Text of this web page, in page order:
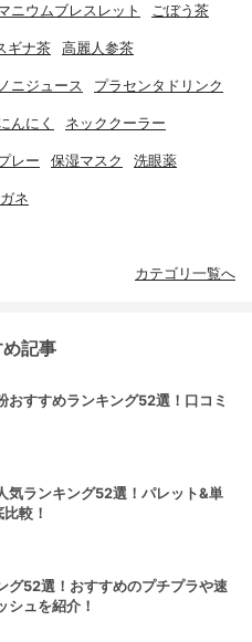
ニウムブレスレット ごぼう茶
ギナ茶 高麗人参茶
ノニジュース プラセンタドリンク
んにく ネッククーラー
レー 保湿マスク 洗眼薬
ネ
カテゴリ一覧へ
記事
おすすめランキング52選！口コミ
気ランキング52選！パレット&単
較！
グ52選！おすすめのプチプラや速
シュを紹介！